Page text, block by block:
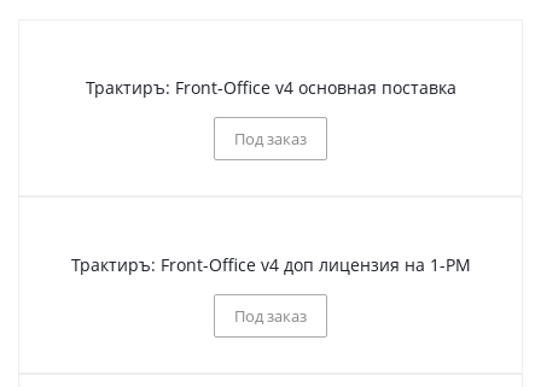
Трактиръ: Front-Office v4 основная поставка
Под заказ
Трактиръ: Front-Office v4 доп лицензия на 1-РМ
Под заказ